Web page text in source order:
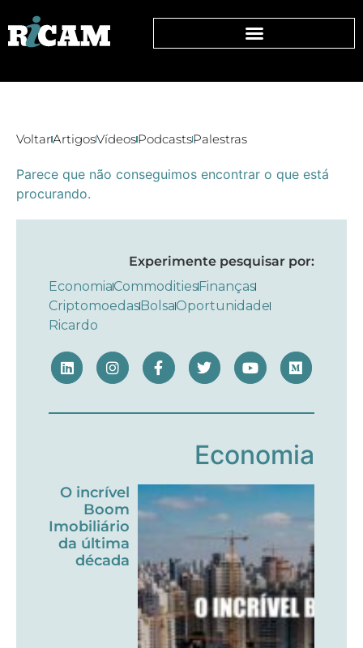
VoltarArtigosVídeosPodcastsPalestras
Parece que não conseguimos encontrar o que está
procurando.
Experimente pesquisar por:
EconomiaCommodities Finanças
Criptomoedas BolsaOportunidade
Ricardo
Economia
O incrível
Boom
Imobiliário
da última
década